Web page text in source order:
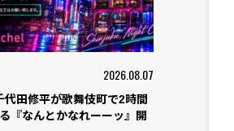
2026.08.07
田修平が歌舞伎町で2時間
『なんとかなれーーッ』開